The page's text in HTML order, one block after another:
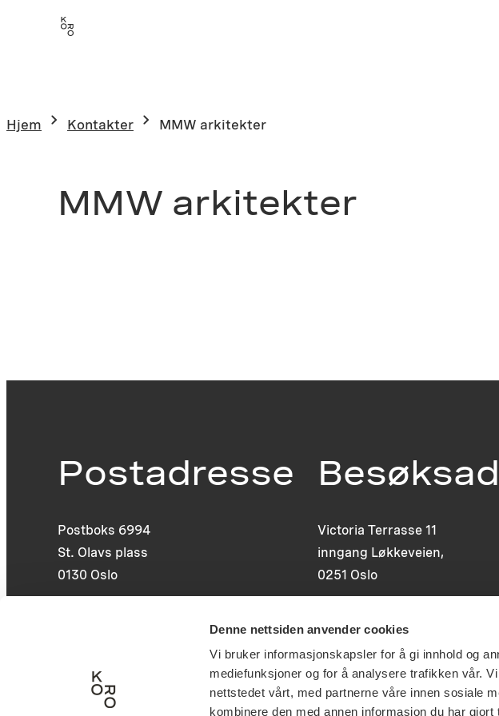
Denne nettsiden anvender cookies
Vi bruker informasjonskapsler for å gi innhold og
mediefunksjoner og for å analysere trafikken vår.
nettstedet vårt, med partnerne våre innen sosiale
kombinere den med annen informasjon du har
Hjem Kontakter MMW arkitekter
MMW arkitekter
Postadresse
Postboks 6994
St. Olavs plass
0130 Oslo
Victoria Terrasse 11
inngang Løkkeveien,
0251 Oslo